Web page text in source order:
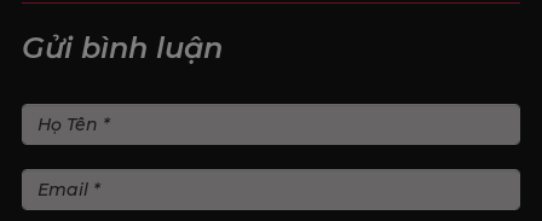
Gửi bình luận